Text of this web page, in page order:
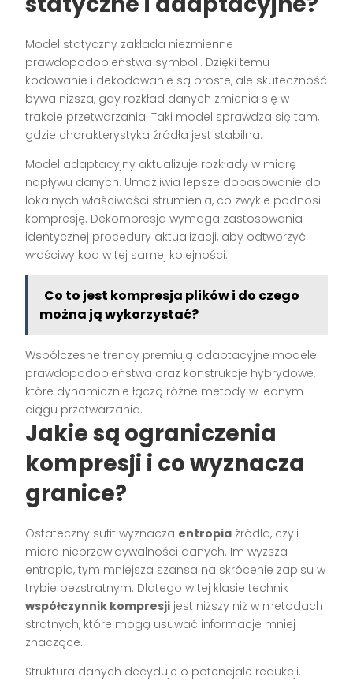
Model statyczny zakłada niezmienne
prawdopodobieństwa symboli. Dzięki temu
kodowanie i dekodowanie są proste, ale skuteczność
bywa niższa, gdy rozkład danych zmienia się w
trakcie przetwarzania. Taki model sprawdza się tam,
gdzie charakterystyka źródła jest stabilna.
Model adaptacyjny aktualizuje rozkłady w miarę
napływu danych. Umożliwia lepsze dopasowanie do
lokalnych właściwości strumienia, co zwykle podnosi
kompresję. Dekompresja wymaga zastosowania
identycznej procedury aktualizacji, aby odtworzyć
właściwy kod w tej samej kolejności.
Co to jest kompresja plików i do czego
można ją wykorzystać?
Współczesne trendy premiują adaptacyjne modele
prawdopodobieństwa oraz konstrukcje hybrydowe,
które dynamicznie łączą różne metody w jednym
ciągu przetwarzania.
Jakie są ograniczenia
kompresji i co wyznacza
granice?
Ostateczny sufit wyznacza entropia źródła, czyli
miara nieprzewidywalności danych. Im wyższa
entropia, tym mniejsza szansa na skrócenie zapisu w
trybie bezstratnym. Dlatego w tej klasie technik
współczynnik kompresji jest niższy niż w metodach
stratnych, które mogą usuwać informacje mniej
znaczące.
Struktura danych decyduje o potencjale redukcji.